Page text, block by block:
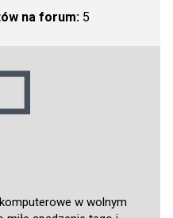
na forum:5
w wolnym